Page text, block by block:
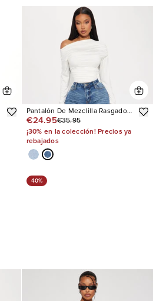
Pantalón De Mezclilla Rasgado
Pierna Recta Posted Stretch
€24.95€35.95
¡30% en la colección! Precios ya
rebajados
40%